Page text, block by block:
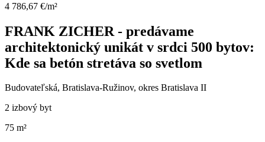
4 786,67 €/m²
FRANK ZICHER - predávame
architektonický unikát v srdci 500 bytov:
Kde sa betón stretáva so svetlom
Budovateľská, Bratislava-Ružinov, okres Bratislava II
2 izbový byt
75 m²